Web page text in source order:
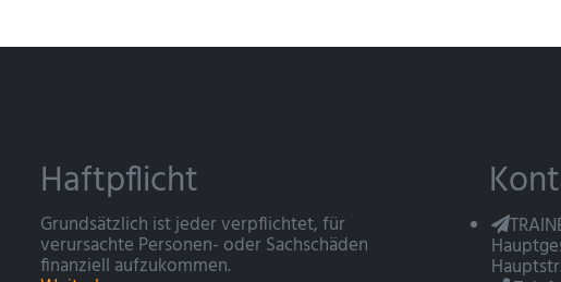
Haftpflicht
Grundsätzlich ist jeder verpflichtet, für
verursachte Personen- oder Sachschäden
finanziell aufzukommen.